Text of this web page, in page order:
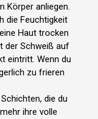
Körper anliegen.
die Feuchtigkeit
Haut trocken
der Schweiß auf
eintritt. Wenn du
zu frieren
die du
ihre volle